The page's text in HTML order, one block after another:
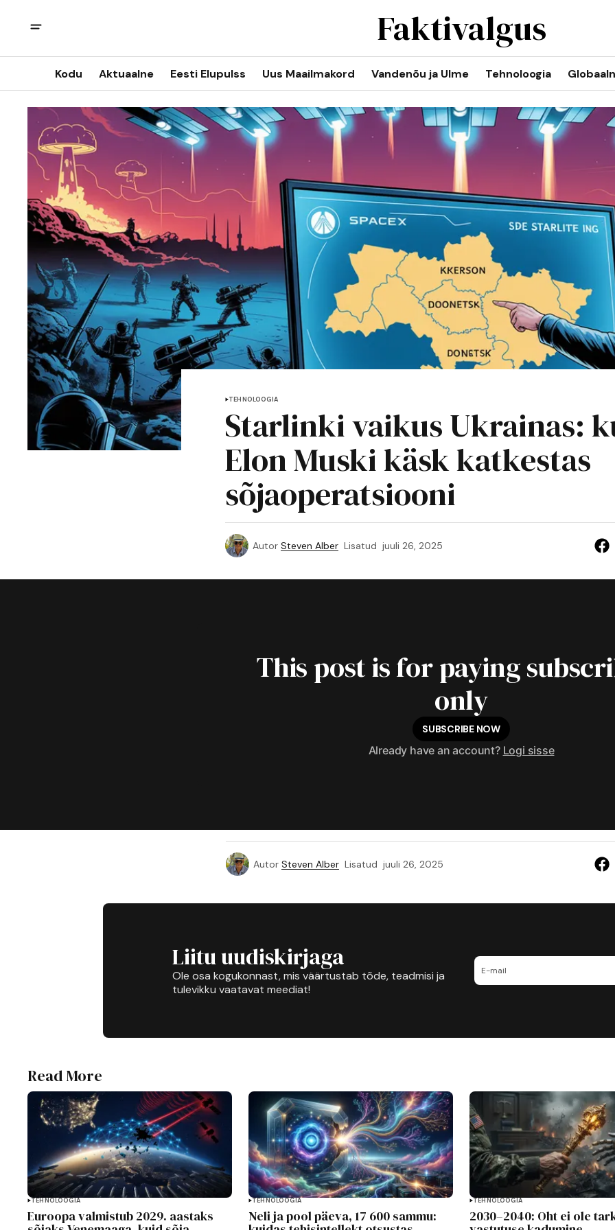
Faktivalgus
Kodu Aktuaalne Eesti Elupulss Uus Maailmakord Vandenõu ja Ulme Tehnoloogia
TEHNOLOOGIA
Starlinki vaikus Ukrainas:
Elon Muski käsk katkestas
sõjaoperatsiooni
Autor Steven Alber Lisatud juuli 26, 2025
This post is for paying
only
SUBSCRIBE NOW
Already have an account? Logi sisse
Autor Steven Alber Lisatud juuli 26, 2025
Liitu uudiskirjaga
Ole osa kogukonnast, mis väärtustab tõde, teadmisi ja
tulevikku vaatavat meediat!
Read More
TEHNOLOOGIA
Euroopa valmistub 2029. aastaks
TEHNOLOOGIA
Neli ja pool päeva, 17 600 sammu:
TEHNOLOOGIA
2030–2040: Oht ei ole